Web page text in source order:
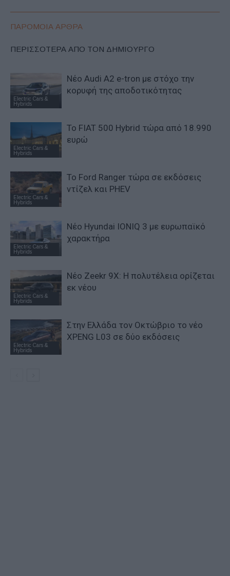
ΠΑΡΟΜΟΙΑ ΑΡΘΡΑ
ΠΕΡΙΣΣΟΤΕΡΑ ΑΠΟ ΤΟΝ ΔΗΜΙΟΥΡΓΟ
Electric Cars &
Hybrids
Νέο Audi A2 e-tron με στόχο την
κορυφή της αποδοτικότητας
Electric Cars &
Hybrids
Το FIAT 500 Hybrid τώρα από 18.990
ευρώ
Electric Cars &
Hybrids
Το Ford Ranger τώρα σε εκδόσεις
ντίζελ και PHEV
Electric Cars &
Hybrids
Νέο Hyundai IONIQ 3 με ευρωπαϊκό
χαρακτήρα
Electric Cars &
Hybrids
Νέο Zeekr 9X: Η πολυτέλεια ορίζεται
εκ νέου
Electric Cars &
Hybrids
Στην Ελλάδα τον Οκτώβριο το νέο
XPENG L03 σε δύο εκδόσεις